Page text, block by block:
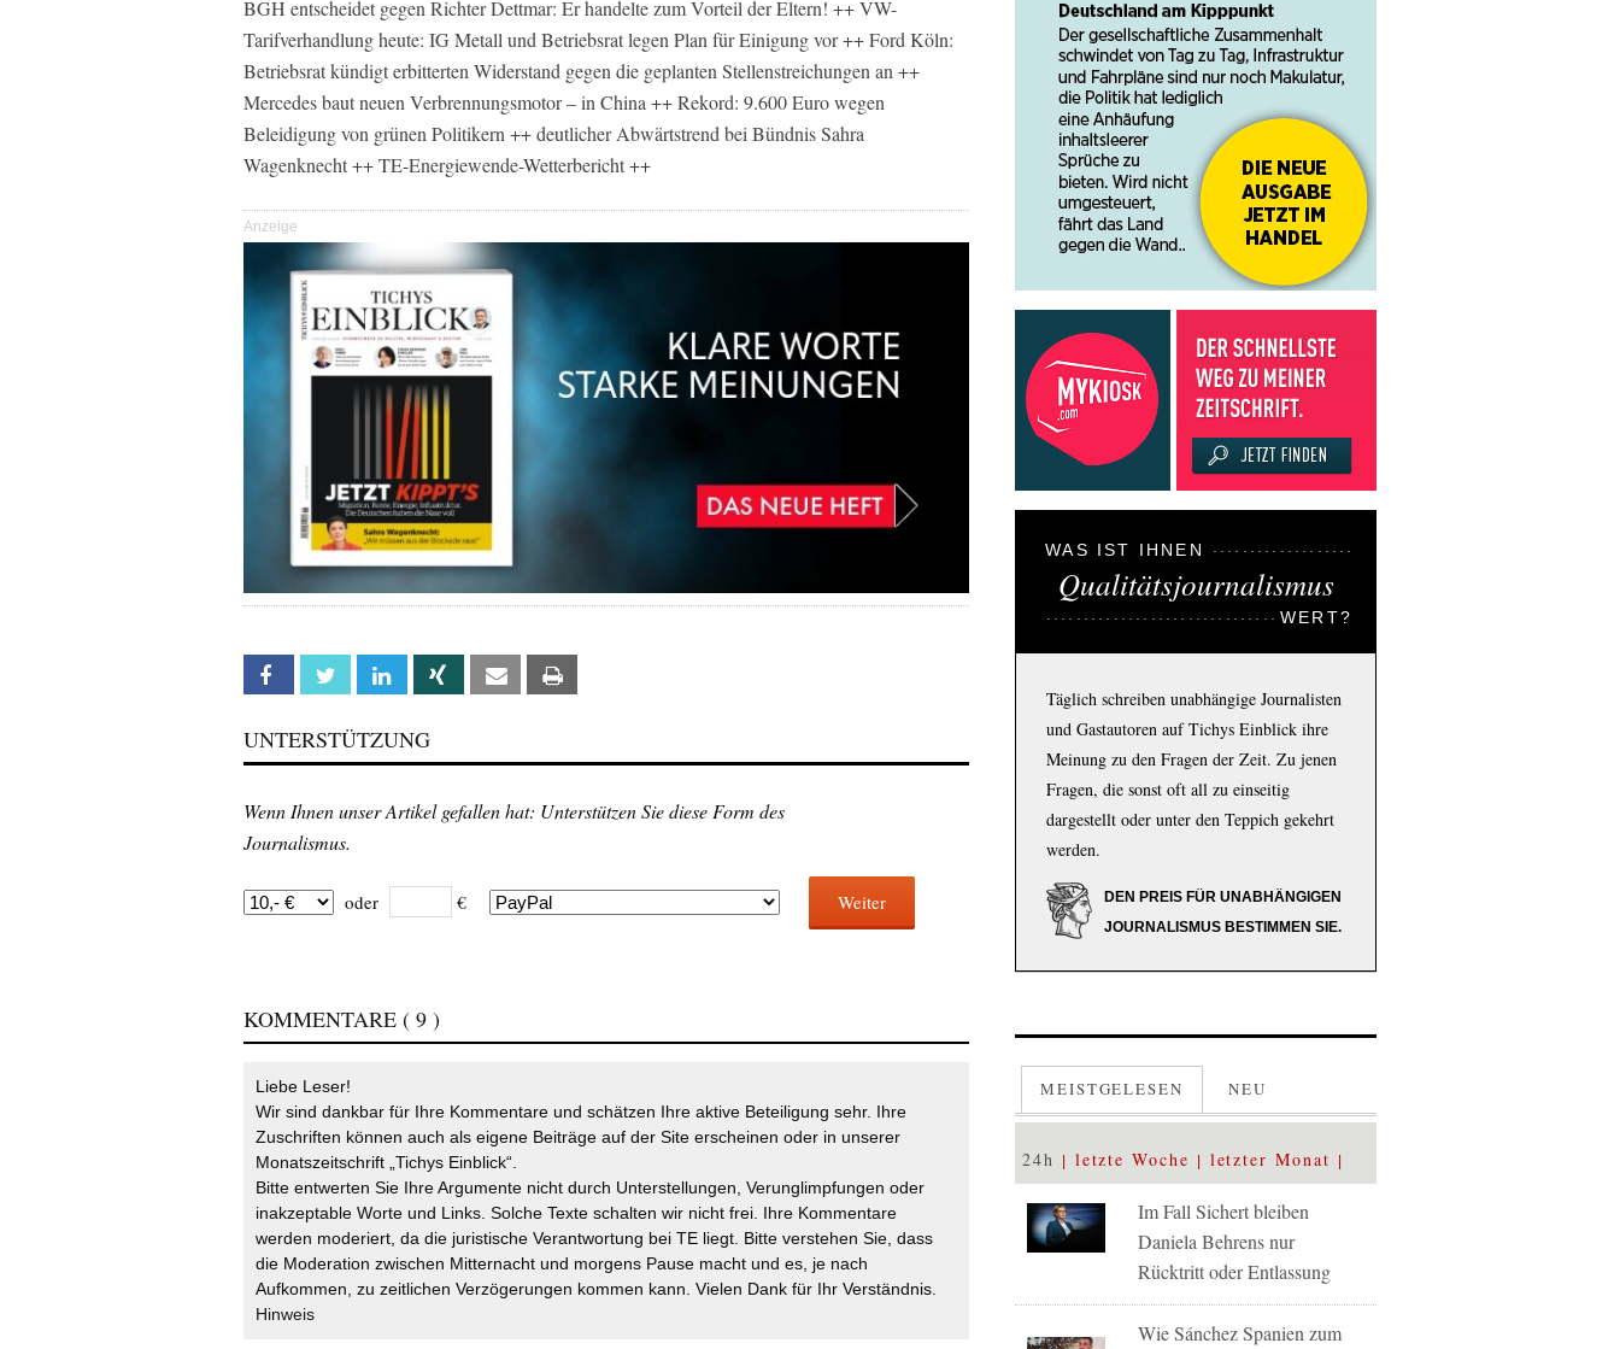
BGH entscheidet gegen Richter Dettmar: Er handelte zum Vorteil der Eltern! ++ VW-
Tarifverhandlung heute: IG Metall und Betriebsrat legen Plan für Einigung vor ++ Ford Köln:
Betriebsrat kündigt erbitterten Widerstand gegen die geplanten Stellenstreichungen an ++
Mercedes baut neuen Verbrennungsmotor – in China ++ Rekord: 9.600 Euro wegen
Beleidigung von grünen Politikern ++ deutlicher Abwärtstrend bei Bündnis Sahra
Wagenknecht ++ TE-Energiewende-Wetterbericht ++
Anzeige
Facebook Twitter Linkedin Xing Email
UNTERSTÜTZUNG
Wenn Ihnen unser Artikel gefallen hat: Unterstützen Sie diese Form des
Journalismus.
oder € Weiter
KOMMENTARE ( 9 )
Liebe Leser!
Wir sind dankbar für Ihre Kommentare und schätzen Ihre aktive Beteiligung sehr. Ihre
Zuschriften können auch als eigene Beiträge auf der Site erscheinen oder in unserer
Monatszeitschrift „Tichys Einblick“.
Bitte entwerten Sie Ihre Argumente nicht durch Unterstellungen, Verunglimpfungen oder
inakzeptable Worte und Links. Solche Texte schalten wir nicht frei. Ihre Kommentare
werden moderiert, da die juristische Verantwortung bei TE liegt. Bitte verstehen Sie, dass
die Moderation zwischen Mitternacht und morgens Pause macht und es, je nach
Aufkommen, zu zeitlichen Verzögerungen kommen kann. Vielen Dank für Ihr Verständnis.
Hinweis
WAS IST IHNEN
Qualitätsjournalismus
WERT?
Täglich schreiben unabhängige Journalisten
und Gastautoren auf Tichys Einblick ihre
Meinung zu den Fragen der Zeit. Zu jenen
Fragen, die sonst oft all zu einseitig
dargestellt oder unter den Teppich gekehrt
werden.
DEN PREIS FÜR UNABHÄNGIGEN
JOURNALISMUS BESTIMMEN SIE.
MEISTGELESEN NEU
24h letzte Woche letzter Monat
Im Fall Sichert bleiben
Daniela Behrens nur
Rücktritt oder Entlassung
Wie Sánchez Spanien zum